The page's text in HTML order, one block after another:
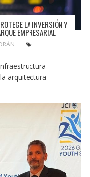
LA INVERSIÓN Y
EMPRESARIAL
arquitectura